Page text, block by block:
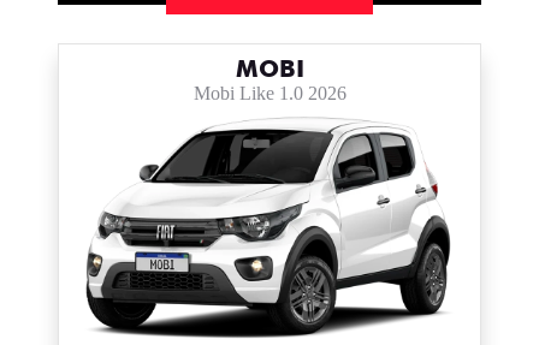
MOBI
Mobi Like 1.0 2026